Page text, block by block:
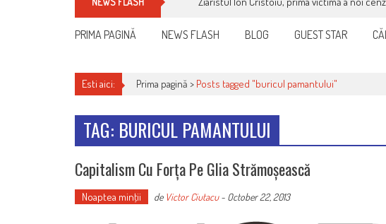
PRIMA PAGINĂ NEWS FLASH BLOG GUEST STAR
Esti aici: Prima pagină > Posts tagged "buricul pamantului"
TAG: BURICUL PAMANTULUI
Capitalism Cu Forța Pe Glia Strămoșească
Noaptea minţii de Victor Ciutacu- October 22, 2013